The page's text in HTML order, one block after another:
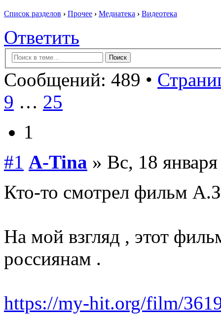
Список разделов › Прочее › Медиатека › Видеотека
Ответить
Сообщений: 489 •
9 … 25
1
#1 A-Tina » Вс, 18
Кто-то смотрел фильм
На мой взгляд , этот
россиянам .
https://my-hit.org/film/